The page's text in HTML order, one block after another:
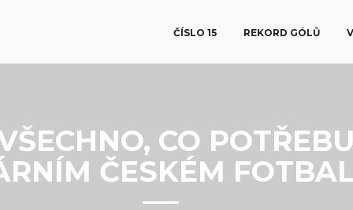
ČÍSLO 15 REKORD GÓLŮ
CO
ČESKÉM